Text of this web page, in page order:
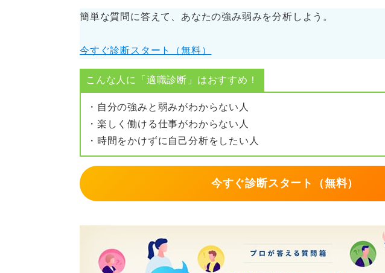
容を照らし合わせて検討しましょう。
0
簡単な質問に答えて、あなたの強み弱みを分析しよう。
今すぐ診断スタート（無料）
こんな人に「適職診断」はおすすめ！
・自分の強みと弱みがわからない人
・楽しく働ける仕事がわからない人
・時間をかけずに自己分析をしたい人
今すぐ診断スタート（無料）